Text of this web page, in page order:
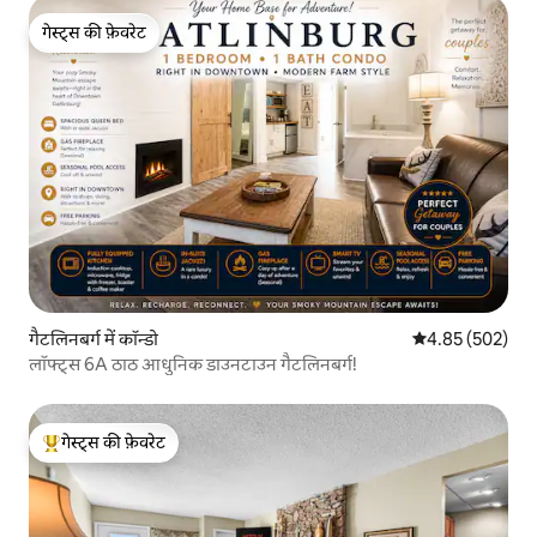
गेस्ट्स की फ़ेवरेट
गेस्ट्स की फ़ेवरेट
गैटलिनबर्ग में कॉन्डो औसत रेटिंग 5 में से
4.85 (502)
लॉफ्ट्स 6A ठाठ आधुनिक डाउनटाउन गैटलिनबर्ग!
गेस्ट्स का टॉप फ़ेवरेट
गेस्ट्स की फ़ेवरेट